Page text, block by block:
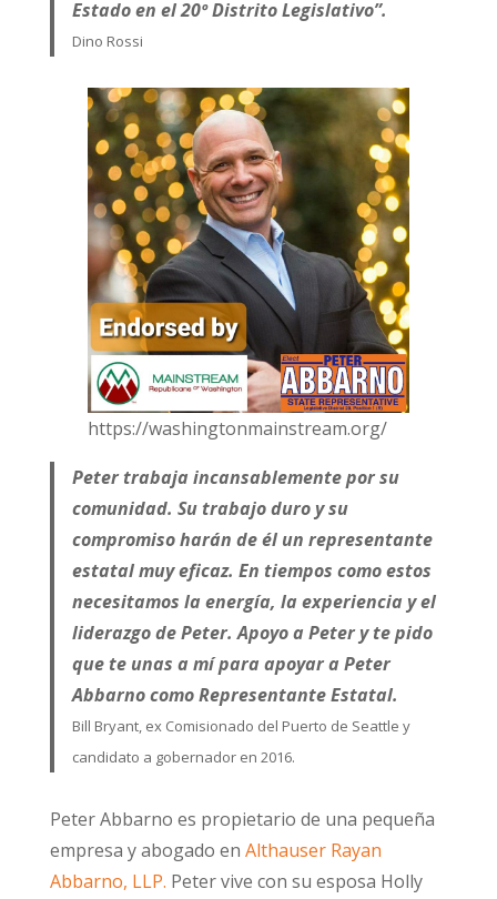
Estado en el 20º Distrito Legislativo”.
Dino Rossi
https://washingtonmainstream.org/
Peter trabaja incansablemente por su
comunidad. Su trabajo duro y su
compromiso harán de él un representante
estatal muy eficaz. En tiempos como estos
necesitamos la energía, la experiencia y el
liderazgo de Peter. Apoyo a Peter y te pido
que te unas a mí para apoyar a Peter
Abbarno como Representante Estatal.
Bill Bryant, ex Comisionado del Puerto de Seattle y
candidato a gobernador en 2016.
Peter Abbarno es propietario de una pequeña
empresa y abogado en Althauser Rayan
Abbarno, LLP. Peter vive con su esposa Holly